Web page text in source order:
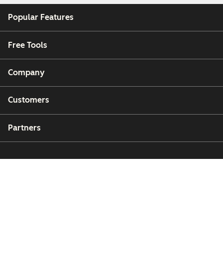
Popular Features
Free Tools
Company
Customers
Partners